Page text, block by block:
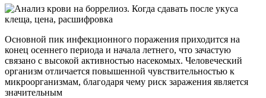
Основной пик инфекционного поражения приходится на
конец осеннего периода и начала летнего, что зачастую
связано с высокой активностью насекомых. Человеческий
организм отличается повышенной чувствительностью к
микроорганизмам, благодаря чему риск заражения является
значительным